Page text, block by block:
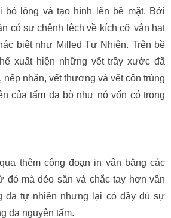
bỏ lông và tạo hình lên bề mặt. Bởi
có sự chênh lệch về kích cỡ vân hạt
biệt như Milled Tự Nhiên. Trên bề
xuất hiện những vết trầy xước đã
nếp nhăn, vết thương và vết côn trùng
của tấm da bò như nó vốn có trong
thêm công đoạn in vân bằng các
đó mà dẻo săn và chắc tay hơn vân
da tự nhiên nhưng lại có đầy đủ sự
da nguyên tấm.